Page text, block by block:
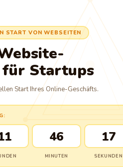
START VON WEBSEITEN
für Startups
Start Ihres Online-Geschäfts.
46
MINUTEN
16
SEKUNDEN